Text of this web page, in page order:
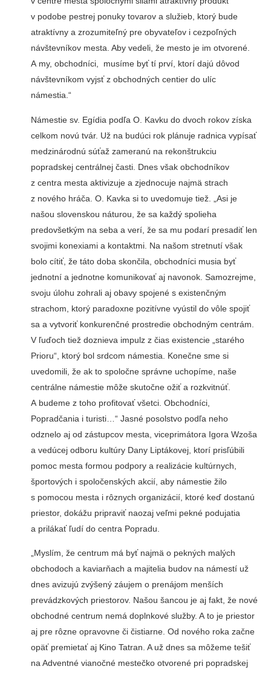
v podobe pestrej ponuky tovarov a služieb, ktorý bude
atraktívny a zrozumiteľný pre obyvateľov i cezpoľných
návštevníkov mesta. Aby vedeli, že mesto je im otvorené.
A my, obchodníci, musíme byť tí prví, ktorí dajú dôvod
návštevníkom vyjsť z obchodných centier do ulíc
námestia.“
Námestie sv. Egídia podľa O. Kavku do dvoch rokov získa
celkom novú tvár. Už na budúci rok plánuje radnica vypísať
medzinárodnú súťaž zameranú na rekonštrukciu
popradskej centrálnej časti. Dnes však obchodníkov
z centra mesta aktivizuje a zjednocuje najmä strach
z nového hráča. O. Kavka si to uvedomuje tiež. „Asi je
našou slovenskou náturou, že sa každý spolieha
predovšetkým na seba a verí, že sa mu podarí presadiť len
svojimi konexiami a kontaktmi. Na našom stretnutí však
bolo cítiť, že táto doba skončila, obchodníci musia byť
jednotní a jednotne komunikovať aj navonok. Samozrejme,
svoju úlohu zohrali aj obavy spojené s existenčným
strachom, ktorý paradoxne pozitívne vyústil do vôle spojiť
sa a vytvoriť konkurenčné prostredie obchodným centrám.
V ľuďoch tiež doznieva impulz z čias existencie „starého
Prioru“, ktorý bol srdcom námestia. Konečne sme si
uvedomili, že ak to spoločne správne uchopíme, naše
centrálne námestie môže skutočne ožiť a rozkvitnúť.
A budeme z toho profitovať všetci. Obchodníci,
Popradčania i turisti…“ Jasné posolstvo podľa neho
odznelo aj od zástupcov mesta, viceprimátora Igora Wzoša
a vedúcej odboru kultúry Dany Liptákovej, ktorí prisľúbili
pomoc mesta formou podpory a realizácie kultúrnych,
športových i spoločenských akcií, aby námestie žilo
s pomocou mesta i rôznych organizácií, ktoré keď dostanú
priestor, dokážu pripraviť naozaj veľmi pekné podujatia
a prilákať ľudí do centra Popradu.
„Myslím, že centrum má byť najmä o pekných malých
obchodoch a kaviarňach a majitelia budov na námestí už
dnes avizujú zvýšený záujem o prenájom menších
prevádzkových priestorov. Našou šancou je aj fakt, že nové
obchodné centrum nemá doplnkové služby. A to je priestor
aj pre rôzne opravovne či čistiarne. Od nového roka začne
opäť premietať aj Kino Tatran. A už dnes sa môžeme tešiť
na Adventné vianočné mestečko otvorené pri popradskej